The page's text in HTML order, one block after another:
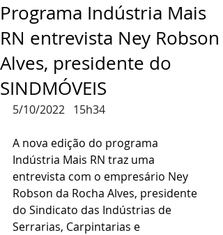
Programa Indústria Mais
RN entrevista Ney Robson
Alves, presidente do
SINDMÓVEIS
5/10/2022   15h34
A nova edição do programa
Indústria Mais RN traz uma
entrevista com o empresário Ney
Robson da Rocha Alves, presidente
do Sindicato das Indústrias de
Serrarias, Carpintarias e